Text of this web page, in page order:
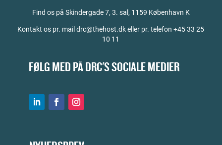
Find os på Skindergade 7, 3. sal, 1159 København K
Kontakt os pr. mail drc@thehost.dk eller pr. telefon +45 33 25
10 11
FØLG MED PÅ DRC'S SOCIALE MEDIER